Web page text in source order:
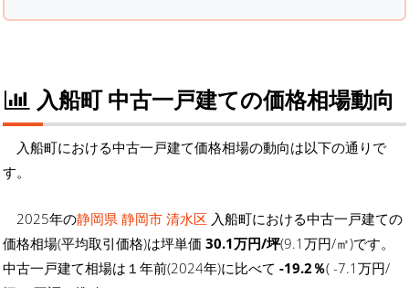
入船町 中古一戸建ての価格相場動向
入船町における中古一戸建て価格相場の動向は以下の通りで
す。
2025年の静岡県 静岡市 清水区 入船町における中古一戸建ての
価格相場(平均取引価格)は坪単価 30.1万円/坪(9.1万円/㎡)です。
中古一戸建て相場は１年前(2024年)に比べて -19.2％( -7.1万円/